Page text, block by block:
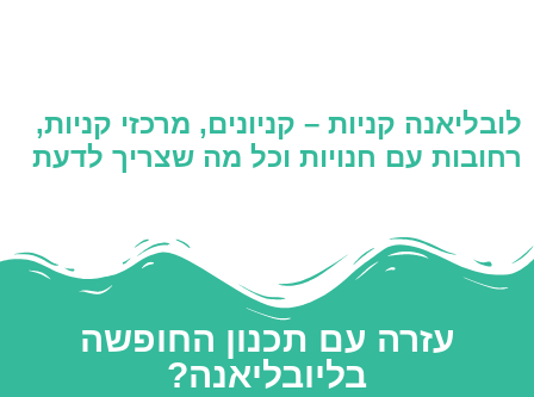
לובליאנה קניות – קניונים, מרכזי קניות,
רחובות עם חנויות וכל מה שצריך לדעת
עזרה עם תכנון החופשה
בליובליאנה?